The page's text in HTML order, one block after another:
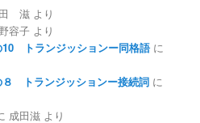
滋 より
容子 より
トランジッションー同格語に
トランジッションー接続詞 に
成田滋 より